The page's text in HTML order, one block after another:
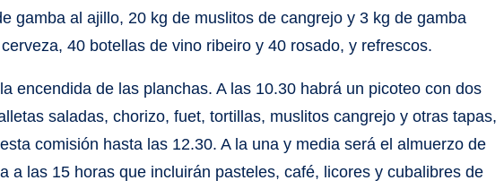
gamba al ajillo, 20 kg de muslitos de cangrejo y 3 kg de gamba
40 botellas de vino ribeiro y 40 rosado, y refrescos.
encendida de las planchas. A las 10.30 habrá un picoteo con dos
saladas, chorizo, fuet, tortillas, muslitos cangrejo y otras tapas,
comisión hasta las 12.30. A la una y media será el almuerzo de
a las 15 horas que incluirán pasteles, café, licores y cubalibres de